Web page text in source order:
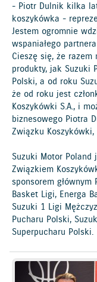
- Piotr Dulnik kilka
koszykówka -
Jestem ogromnie
wspaniałego
Cieszę się, że
produkty, jak Suzuki
Polski, a od roku
że od roku jest
Koszykówki S.A., i
biznesowego Piotra
Związku Koszykówki,
Suzuki Motor
Związkiem
sponsorem głównym
Basket Ligi, Energa
Suzuki 1 Ligi
Pucharu Polski,
Superpucharu Polski.